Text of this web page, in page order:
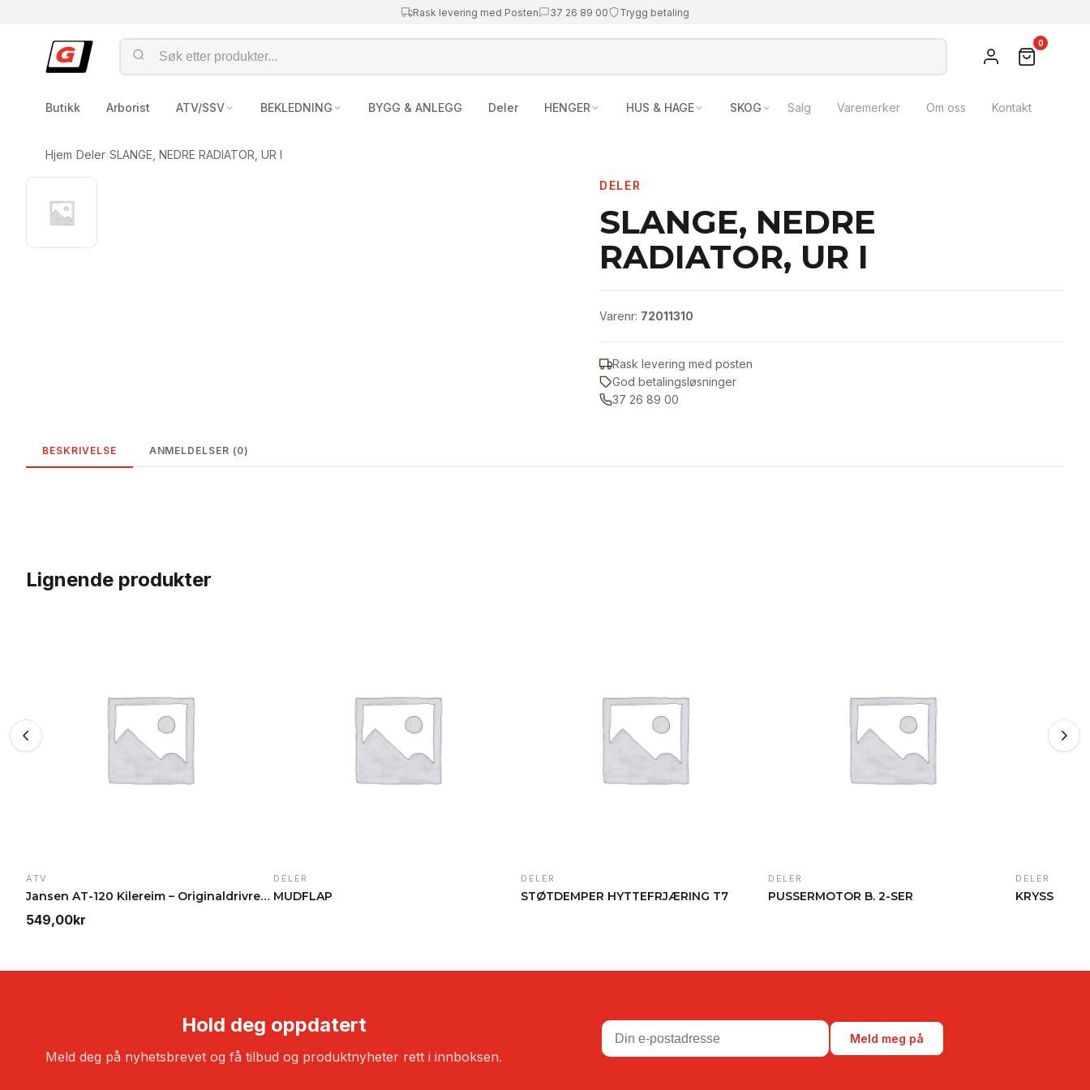
Rask levering med Posten 37 26 89 00 Trygg betaling
0
Butikk Arborist ATV/SSV BEKLEDNING BYGG & ANLEGG Deler HENGER HUS & HAGE SKOG Salg Varemerker Om oss Kontakt
Hjem›Deler›SLANGE, NEDRE RADIATOR, UR I
DELER
SLANGE, NEDRE
RADIATOR, UR I
Varenr: 72011310
Rask levering med posten
God betalingsløsninger
37 26 89 00
BESKRIVELSE ANMELDELSER (0)
Lignende produkter
ATV
Jansen AT-120 Kilereim – Originaldrivrem for beite…
549,00kr
DELER
MUDFLAP
DELER
STØTDEMPER HYTTEFRJÆRING T7
DELER
PUSSERMOTOR B. 2-SER
DELER
KRYSS
Hold deg oppdatert
Meld deg på nyhetsbrevet og få tilbud og produktnyheter rett i innboksen.
Meld meg på